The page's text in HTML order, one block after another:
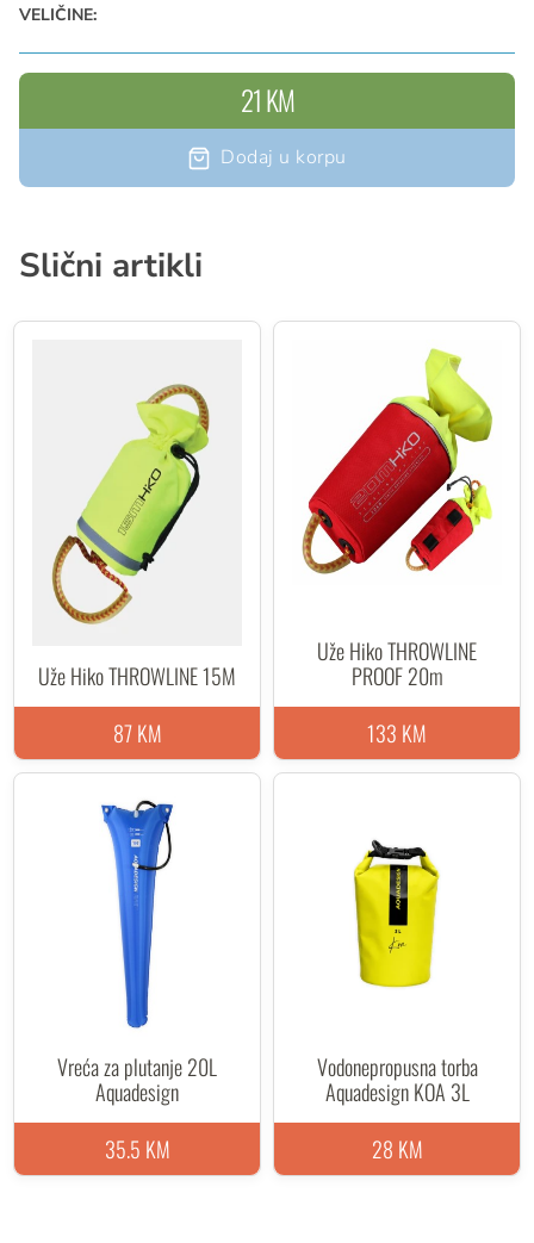
VELIČINE:
21 KM
Dodaj u korpu
Slični artikli
Uže Hiko THROWLINE 15M
87 KM
Uže Hiko THROWLINE
PROOF 20m
133 KM
Vreća za plutanje 20L
Aquadesign
35.5 KM
Vodonepropusna torba
Aquadesign KOA 3L
28 KM